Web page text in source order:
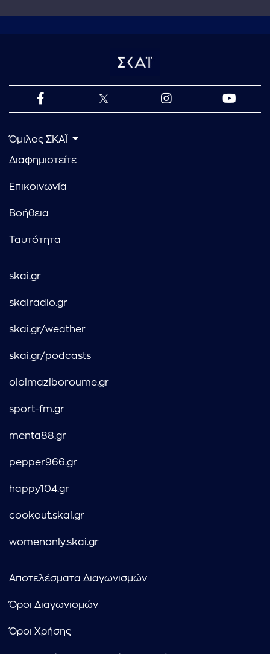
Όμιλος ΣΚΑΪ
Διαφημιστείτε
Επικοινωνία
Βοήθεια
Ταυτότητα
skai.gr
skairadio.gr
skai.gr/weather
skai.gr/podcasts
oloimaziboroume.gr
sport-fm.gr
menta88.gr
pepper966.gr
happy104.gr
cookout.skai.gr
womenonly.skai.gr
Αποτελέσματα Διαγωνισμών
Όροι Διαγωνισμών
Όροι Χρήσης